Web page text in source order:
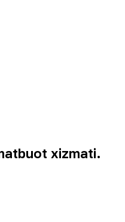
xizmati.